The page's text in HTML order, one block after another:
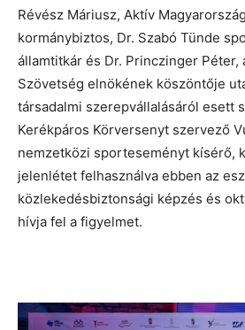
Révész Máriusz, Aktív
kormánybiztos, Dr. Szabó Tünde
államtitkár és Dr. Princzinger Péter,
Szövetség elnökének köszöntője
társadalmi szerepvállalásáról esett
Kerékpáros Körversenyt szervező
nemzetközi sporteseményt kísérő,
jelenlétet felhasználva ebben az
közlekedésbiztonsági képzés és
hívja fel a figyelmet.